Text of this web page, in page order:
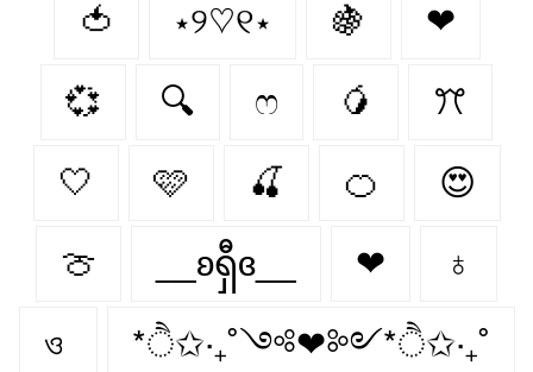
🍅 ⋆୨♡୧⋆ 🍇 ❤︎
💞 🔍 ෆ 🥭 ꔫ
🤍 🩷 🍒 🍊 😍
🍈 __ʚရှီɞ__ ❤ ♁
ও *ੈ✩‧₊˚༺❤︎༻*ੈ✩‧₊˚